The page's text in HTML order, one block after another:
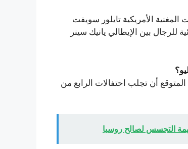
أمريكا المفتوحة للتنس يوم 8 سبتمبر 2024، ظهرت المغنية الأمريكية تايلور سويفت
للرجال بين الإيطالي يانيك سينر
أن تجلب احتفالات الرابع من
التجسس لصالح روسيا